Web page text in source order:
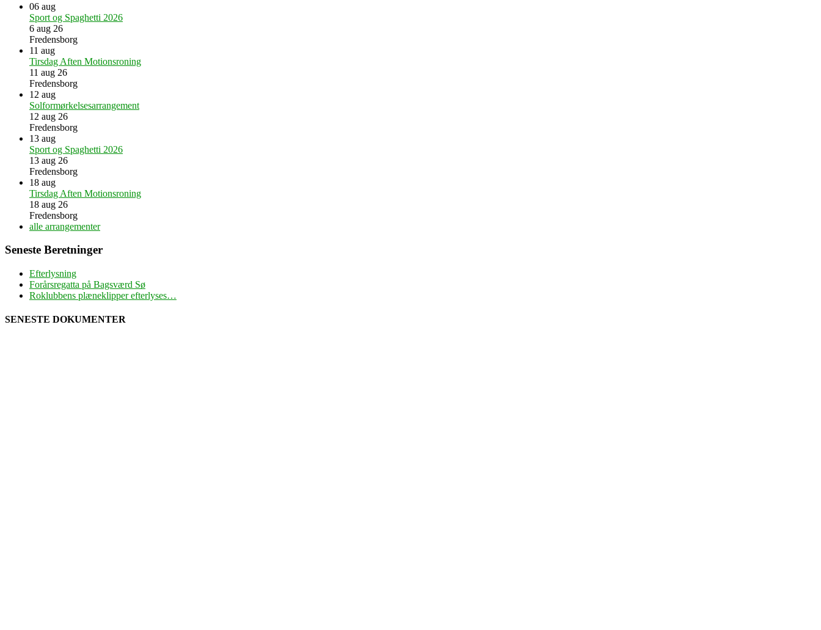
06 aug
Sport og Spaghetti 2026
6 aug 26
Fredensborg
11 aug
Tirsdag Aften Motionsroning
11 aug 26
Fredensborg
12 aug
Solformørkelsesarrangement
12 aug 26
Fredensborg
13 aug
Sport og Spaghetti 2026
13 aug 26
Fredensborg
18 aug
Tirsdag Aften Motionsroning
18 aug 26
Fredensborg
alle arrangementer
Seneste Beretninger
Efterlysning
Forårsregatta på Bagsværd Sø
Roklubbens plæneklipper efterlyses…
SENESTE DOKUMENTER